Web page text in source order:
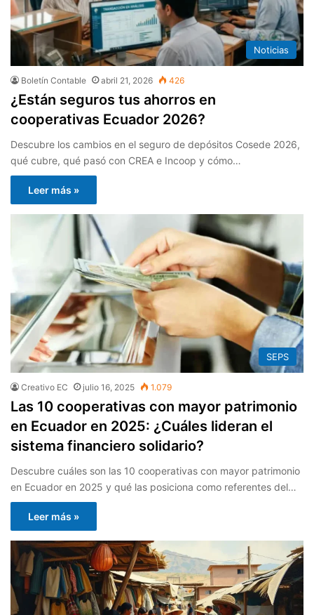
Noticias
Boletín Contable abril 21, 2026 426
¿Están seguros tus ahorros en
cooperativas Ecuador 2026?
Descubre los cambios en el seguro de depósitos Cosede 2026,
qué cubre, qué pasó con CREA e Incoop y cómo…
Leer más »
SEPS
Creativo EC julio 16, 2025 1.079
Las 10 cooperativas con mayor patrimonio
en Ecuador en 2025: ¿Cuáles lideran el
sistema financiero solidario?
Descubre cuáles son las 10 cooperativas con mayor patrimonio
en Ecuador en 2025 y qué las posiciona como referentes del…
Leer más »